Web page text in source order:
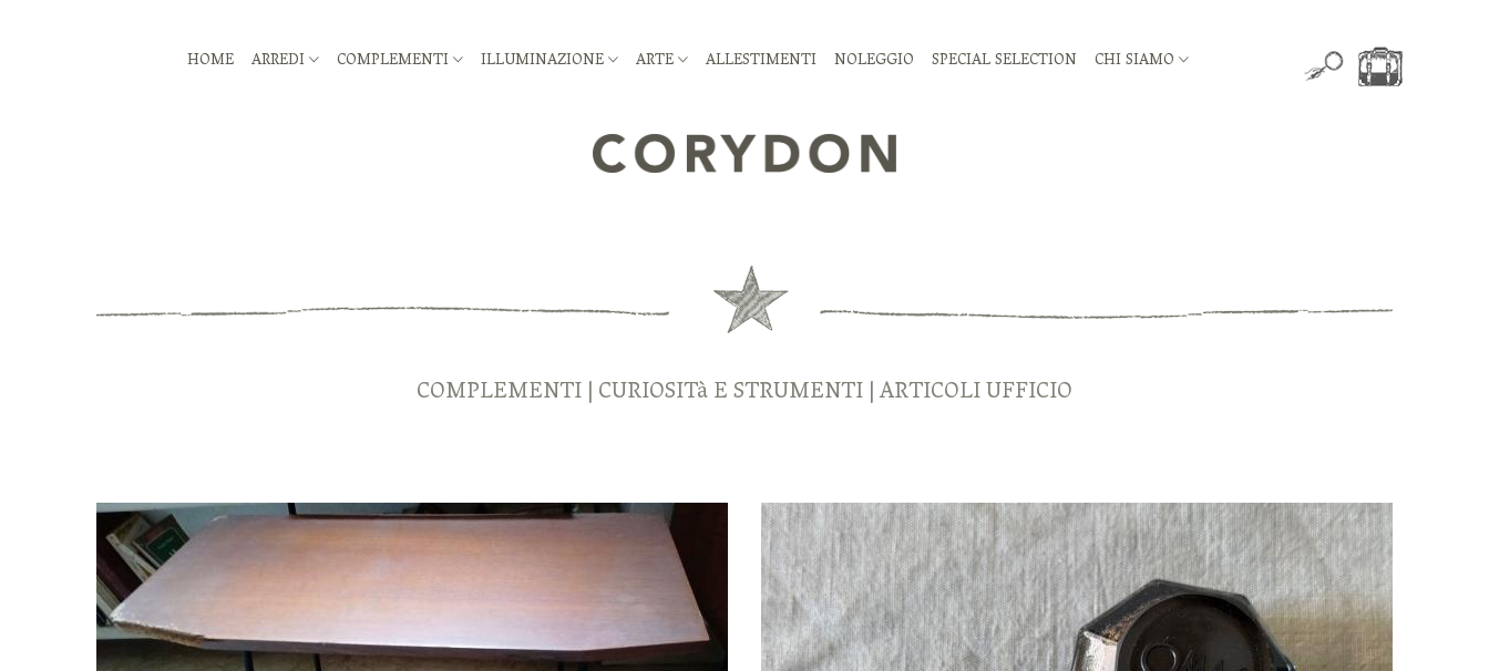
HOME ARREDI COMPLEMENTI ILLUMINAZIONE ARTE ALLESTIMENTI NOLEGGIO SPECIAL SELECTION CHI SIAMO
COMPLEMENTI | CURIOSITà E STRUMENTI | ARTICOLI UFFICIO